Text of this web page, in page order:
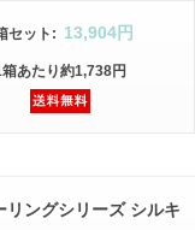
セット : 13,904円
あたり約1,738円
リングシリーズ シルキ